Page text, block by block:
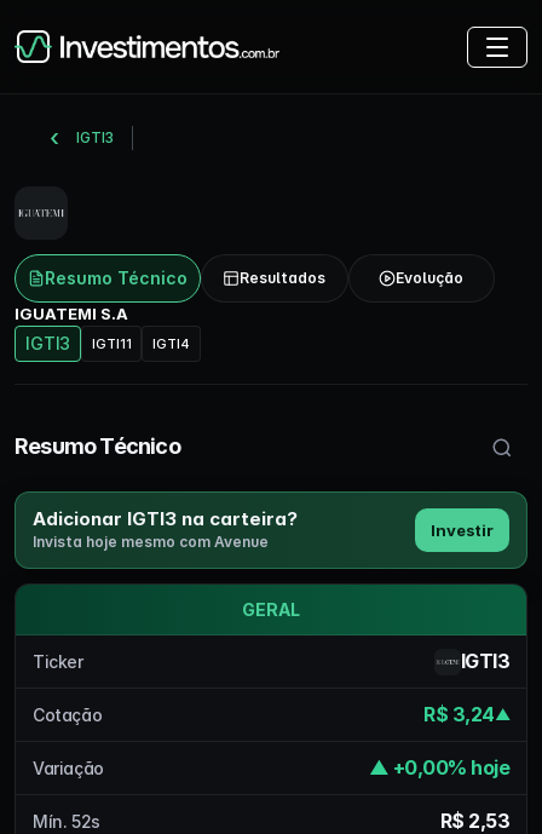
IGTI3
Resumo Técnico Resultados Evolução
IGUATEMI S.A
IGTI3 IGTI11 IGTI4
Resumo Técnico
Adicionar IGTI3 na carteira?
Invista hoje mesmo com Avenue
Investir
GERAL
Ticker IGTI3
Cotação R$ 3,24▲
Variação ▲ +0,00% hoje
Mín. 52s R$ 2,53